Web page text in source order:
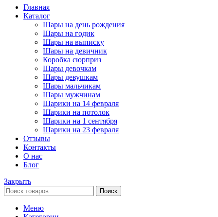
Главная
Каталог
Шары на день рождения
Шары на годик
Шары на выписку
Шары на девичник
Коробка сюрприз
Шары девочкам
Шары девушкам
Шары мальчикам
Шары мужчинам
Шарики на 14 февраля
Шарики на потолок
Шарики на 1 сентября
Шарики на 23 февраля
Отзывы
Контакты
О нас
Блог
Закрыть
Поиск
Меню